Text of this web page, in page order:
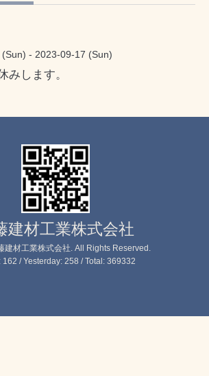
- 2023-09-17 (Sun)
みします。
建材工業株式会社
建材工業株式会社 . All Rights Reserved.
162 / Yesterday: 258 / Total: 369332